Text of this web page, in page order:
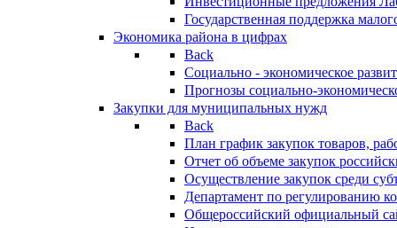
Государственная поддержка
Экономика района в цифрах
Back
Социально - экономическое
Прогнозы социально-
Закупки для муниципальных нужд
Back
План график закупок товаров,
Отчет об объеме закупок
Осуществление закупок среди
Департамент по регулированию
Общероссийский официальный